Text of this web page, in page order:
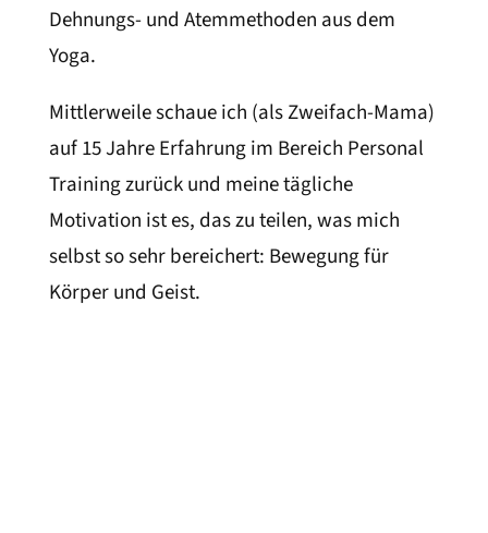
Dehnungs- und Atemmethoden aus dem
Yoga.
Mittlerweile schaue ich (als Zweifach-Mama)
auf 15 Jahre Erfahrung im Bereich Personal
Training zurück und meine tägliche
Motivation ist es, das zu teilen, was mich
selbst so sehr bereichert: Bewegung für
Körper und Geist.